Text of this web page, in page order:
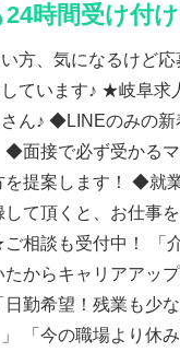
時間受け付
方、気になるけど
ています♪ ★岐阜求
ん♪ ◆LINEのみの
面接で必ず受かる
提案します！ ◆就
て頂くと、お仕事
相談も受付中！ 「
からキャリアアッ
日勤希望！残業も少
「今の職場より休